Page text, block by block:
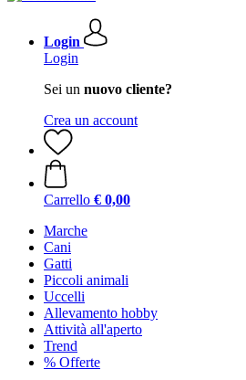
Login
Login
Sei un nuovo cliente?
Crea un account
Carrello € 0,00
Marche
Cani
Gatti
Piccoli animali
Uccelli
Allevamento hobby
Attività all'aperto
Trend
% Offerte